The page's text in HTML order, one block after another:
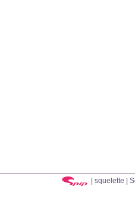
| squelette |